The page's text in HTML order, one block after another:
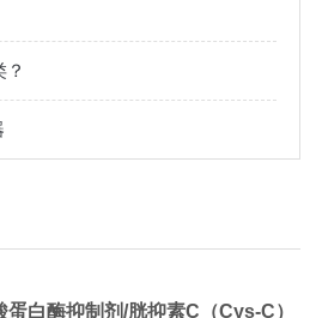
蛋白酶抑制剂/胱抑素C（Cys-C）